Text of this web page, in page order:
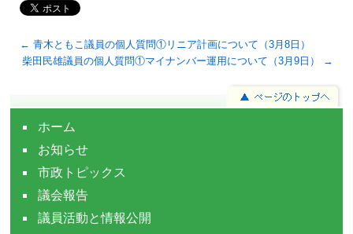
← 青木ともこ議員の個人質問①リニア計画について（3月8日）
柴田民雄議員の個人質問①マイナンバー運用について（3月9日） →
ホーム
お知らせ
市政トピックス
議会報告
議員活動と情報公開